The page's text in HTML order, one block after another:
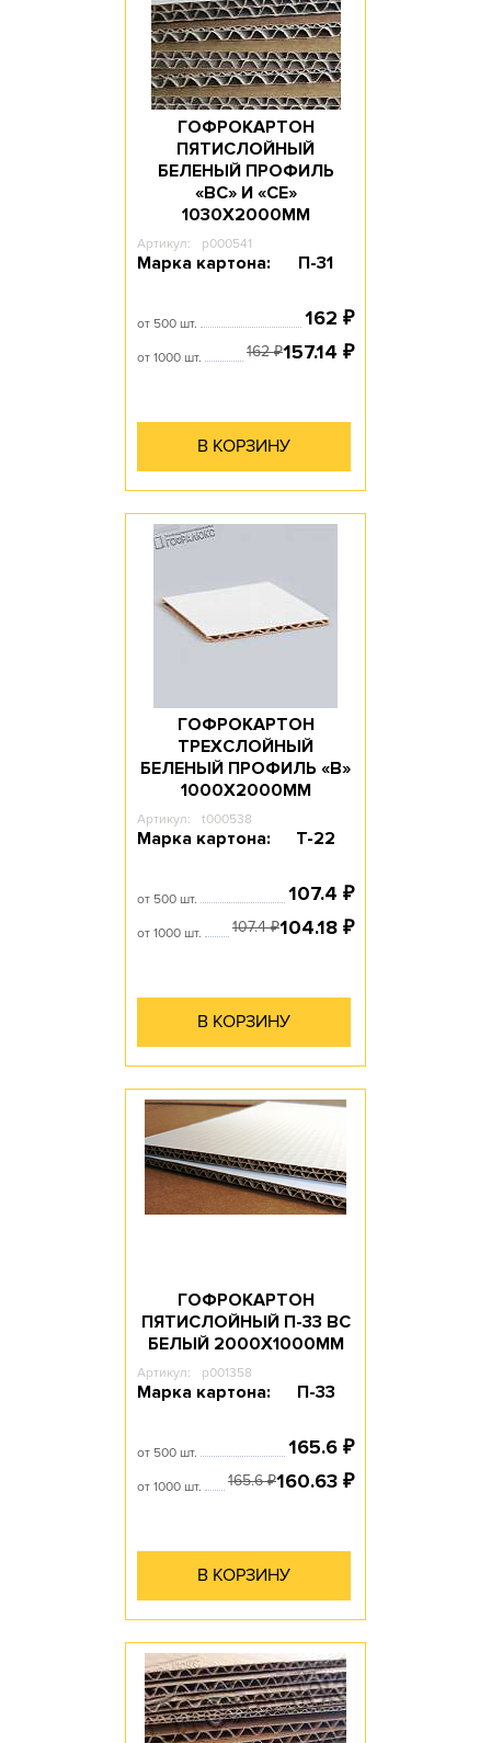
ГОФРОКАРТОН
ПЯТИСЛОЙНЫЙ
БЕЛЕНЫЙ ПРОФИЛЬ
«ВС» И «СЕ»
1030Х2000ММ
Артикул: p000541
Марка картона: П-31
от 500 шт. 162 ₽
от 1000 шт. 162₽157.14 ₽
В КОРЗИНУ
ГОФРОКАРТОН
ТРЕХСЛОЙНЫЙ
БЕЛЕНЫЙ ПРОФИЛЬ «В»
1000Х2000ММ
Артикул: t000538
Марка картона: Т-22
от 500 шт. 107.4 ₽
от 1000 шт. 107.4₽104.18 ₽
В КОРЗИНУ
ГОФРОКАРТОН
ПЯТИСЛОЙНЫЙ П-33 ВС
БЕЛЫЙ 2000Х1000ММ
Артикул: p001358
Марка картона: П-33
от 500 шт. 165.6 ₽
от 1000 шт. 165.6₽160.63 ₽
В КОРЗИНУ